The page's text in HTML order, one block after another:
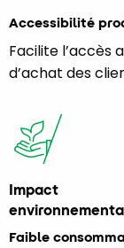
Accessibilité
Facilite l’accès
d’achat des
Impact
Faible